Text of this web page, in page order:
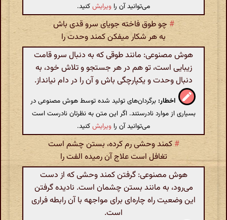
می‌توانید آن را ویرایشکنید.
# چو طوق فاخته جویای سرو قدی باش
به هر شکار میفکن کمند وحدت را
هوش مصنوعی: مانند طوقی که به دنبال سرو قامت
زیبایی است، تو هم در هر جستجو و تلاش خود، به
دنبال وحدت و یکپارچگی باش و آن را در دام نیانداز.
اخطار: برگردان‌های تولید شده توسط هوش مصنوعی در
بسیاری از موارد نادرستند. اگر این متن به نظرتان نادرست است
می‌توانید آن را ویرایشکنید.
# کمند وحشی رم کرده، بستن چشم است
تغافل است علاج آن رمیده الفت را
هوش مصنوعی: گرفتن کمند وحشی که از دست
می‌رود، به مانند بستن چشمان است. نادیده گرفتن
این وضعیت راه چاره‌ای برای مواجهه با آن رابطه فراری
است.